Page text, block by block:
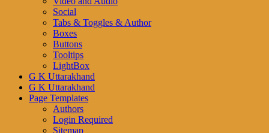
Social
Tabs & Toggles & Author
Boxes
Buttons
Tooltips
LightBox
G K Uttarakhand
G K Uttarakhand
Page Templates
Authors
Login Required
Sitemap